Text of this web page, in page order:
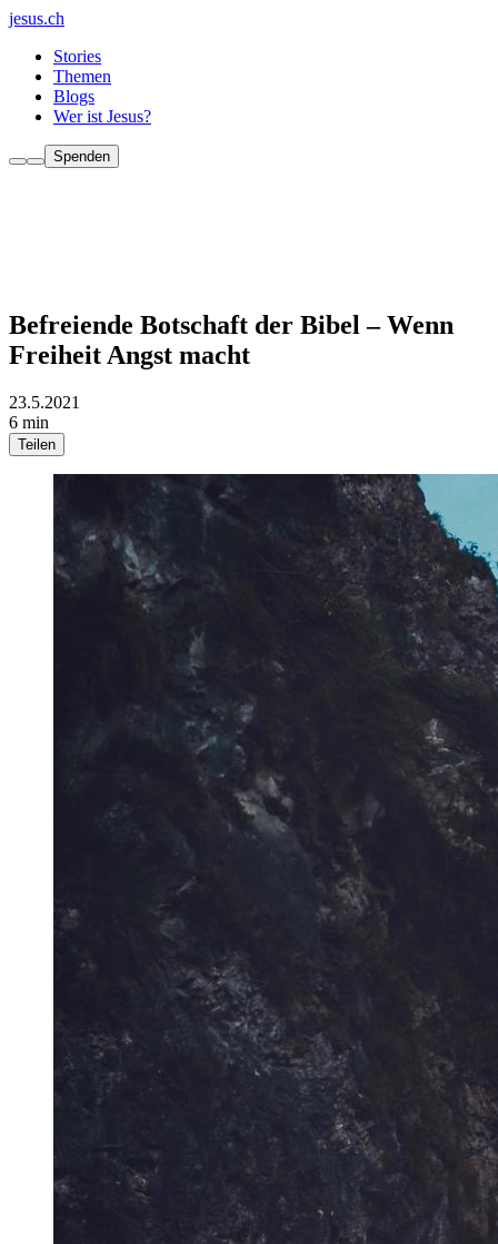
jesus.ch
Stories
Themen
Blogs
Wer ist Jesus?
Spenden
Befreiende Botschaft der Bibel – Wenn
Freiheit Angst macht
23.5.2021
6 min
Teilen